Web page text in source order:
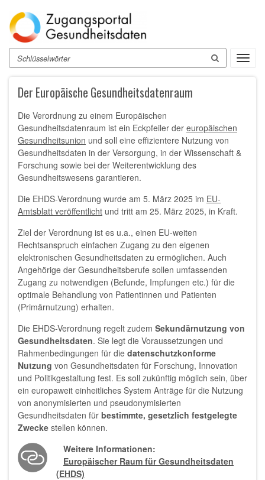
zum
Inhalt
Suche
Der Europäische Gesundheitsdatenraum
Die Verordnung zu einem Europäischen
Gesundheitsdatenraum ist ein Eckpfeiler der europäischen
Gesundheitsunion und soll eine effizientere Nutzung von
Gesundheitsdaten in der Versorgung, in der Wissenschaft &
Forschung sowie bei der Weiterentwicklung des
Gesundheitswesens garantieren.
Die EHDS-Verordnung wurde am 5. März 2025 im EU-
Amtsblatt veröffentlicht und tritt am 25. März 2025, in Kraft.
Ziel der Verordnung ist es u.a., einen EU-weiten
Rechtsanspruch einfachen Zugang zu den eigenen
elektronischen Gesundheitsdaten zu ermöglichen. Auch
Angehörige der Gesundheitsberufe sollen umfassenden
Zugang zu notwendigen (Befunde, Impfungen etc.) für die
optimale Behandlung von Patientinnen und Patienten
(Primärnutzung) erhalten.
Die EHDS-Verordnung regelt zudem Sekundärnutzung von
Gesundheitsdaten. Sie legt die Voraussetzungen und
Rahmenbedingungen für die datenschutzkonforme
Nutzung von Gesundheitsdaten für Forschung, Innovation
und Politikgestaltung fest. Es soll zukünftig möglich sein, über
ein europaweit einheitliches System Anträge für die Nutzung
von anonymisierten und pseudonymisierten
Gesundheitsdaten für bestimmte, gesetzlich festgelegte
Zwecke stellen können.
Weitere Informationen:
Europäischer Raum für Gesundheitsdaten
(EHDS)